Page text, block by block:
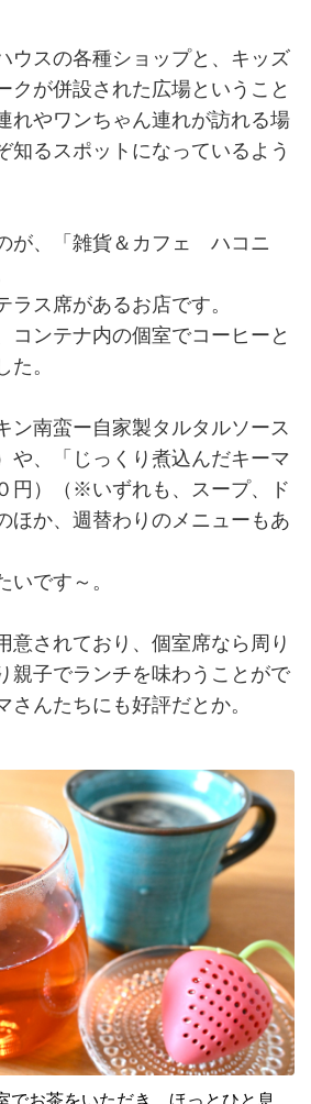
ウスの各種ショップと、キッズ
クが併設された広場ということ
れやワンちゃん連れが訪れる場
知るスポットになっているよう
が、「雑貨＆カフェ ハコニ
ラス席があるお店です。
コンテナ内の個室でコーヒーと
。
ン南蛮ー自家製タルタルソース
や、「じっくり煮込んだキーマ
円）（※いずれも、スープ、ド
ほか、週替わりのメニューもあ
いです～。
意されており、個室席なら周り
親子でランチを味わうことがで
さんたちにも好評だとか。